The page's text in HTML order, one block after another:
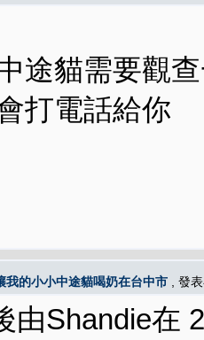
途貓需要觀
打電話給你
我的小小中途貓喝奶在台中市 , 發
由Shandie在